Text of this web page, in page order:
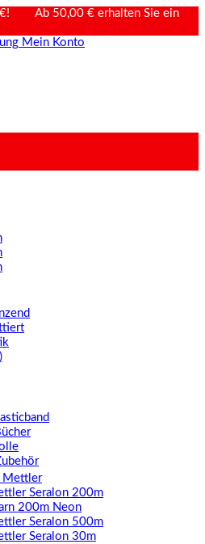
€! Ab 50,00 € erhalten Sie ein
Mein Konto
Mettler
Seralon 200m
200m Neon
Seralon 500m
Seralon 30m